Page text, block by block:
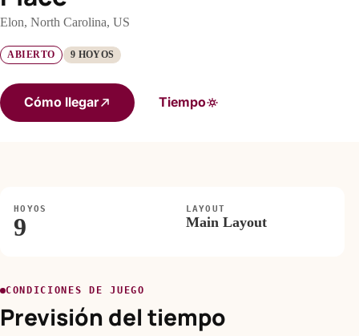
Elon, North Carolina, US
ABIERTO 9 HOYOS
Cómo llegar Tiempo
HOYOS
9
LAYOUT
Main Layout
CONDICIONES DE JUEGO
Previsión del tiempo